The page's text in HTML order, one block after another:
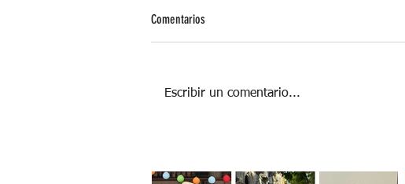
Comentarios
Escribir un comentario...